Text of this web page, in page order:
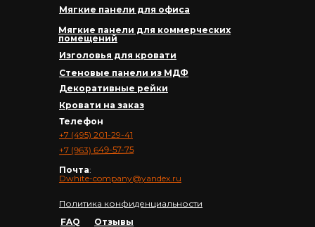
+7 (495) 201-29-41
+7 (963) 649-57-75
Почта:
Dwhite-company@yandex.ru
Политика конфиденциальности
Телефон
FAQ
Мягкие панели для коммерческих
помещений
Изголовья для кровати
Стеновые панели из МДФ
Декоративные рейки
Кровати на заказ
Мягкие панели для офиса
Отзывы